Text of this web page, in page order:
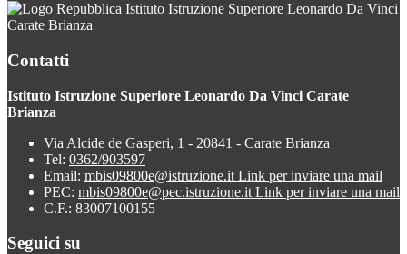
Istituto Istruzione Superiore Leonardo Da Vinci
Carate Brianza
Contatti
Istituto Istruzione Superiore Leonardo Da Vinci Carate
Brianza
Via Alcide de Gasperi, 1 - 20841 - Carate Brianza
Tel: 0362/903597
Email: mbis09800e@istruzione.it Link per inviare una mail
PEC: mbis09800e@pec.istruzione.it Link per inviare una mail
C.F.: 83007100155
Seguici su